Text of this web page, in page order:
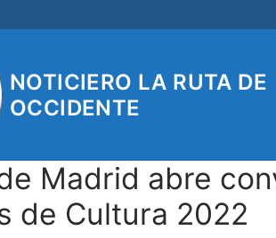
NOTICIERO LA RUTA DE
OCCIDENTE
Madrid abre
de Cultura 2022